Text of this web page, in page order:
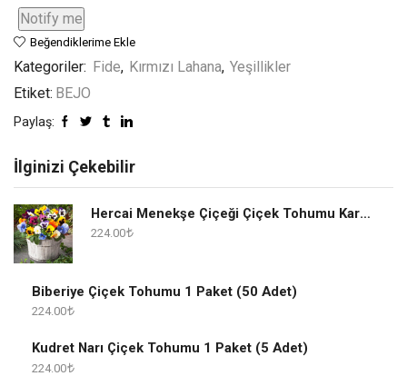
Notify me
Beğendiklerime Ekle
Kategoriler: Fide, Kırmızı Lahana, Yeşillikler
Etiket: BEJO
Paylaş:
İlginizi Çekebilir
Hercai Menekşe Çiçeği Çiçek Tohumu Karışık 1 Paket
224.00
Biberiye Çiçek Tohumu 1 Paket (50 Adet)
224.00
Kudret Narı Çiçek Tohumu 1 Paket (5 Adet)
224.00